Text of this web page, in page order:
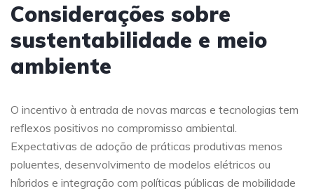
Considerações sobre
sustentabilidade e meio
ambiente
O incentivo à entrada de novas marcas e tecnologias tem
reflexos positivos no compromisso ambiental.
Expectativas de adoção de práticas produtivas menos
poluentes, desenvolvimento de modelos elétricos ou
híbridos e integração com políticas públicas de mobilidade